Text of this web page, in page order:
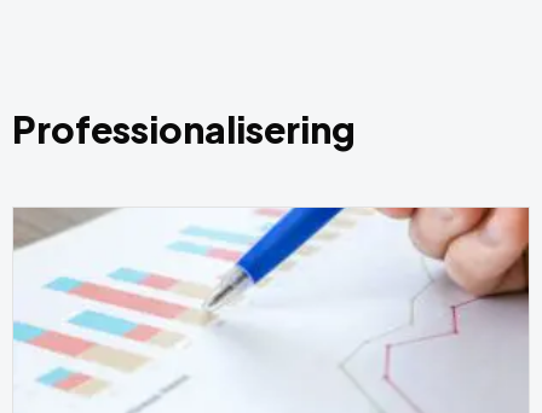
Professionalisering